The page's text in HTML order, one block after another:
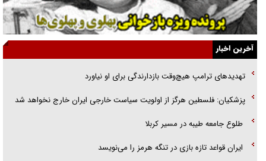
جزئیات شکنجه‌هایم فراتر از آن است که در بیان بگنجد!
پلیس
آخرین اخبار
تهدید‌های ترامپ هیچ‌وقت بازدارندگی برای او نیاورد
پزشکیان: فلسطین هرگز از اولویت سیاست خارجی ایران خارج نخواهد شد
طلوع جامعه طیبه در مسیر کربلا
ایران قواعد تازه بازی در تنگه هرمز را می‌نویسد